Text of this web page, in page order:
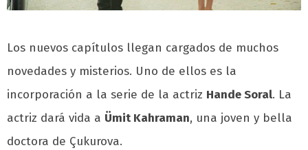
Los nuevos capítulos llegan cargados de muchos
novedades y misterios. Uno de ellos es la
incorporación a la serie de la actriz Hande Soral. La
actriz dará vida a Ümit Kahraman, una joven y bella
doctora de Çukurova.